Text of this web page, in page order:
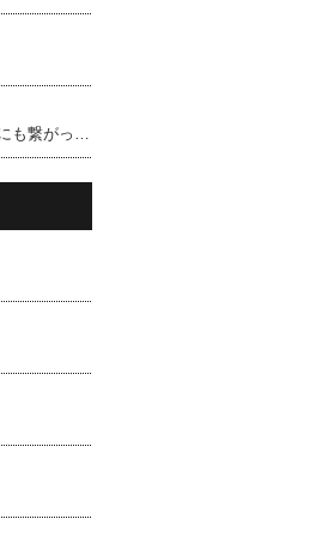
応募者多数獲得！採用にも繋がった求人サービス「イツザイ」を評価